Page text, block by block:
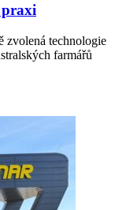
praxi
zvolená technologie
farmářů